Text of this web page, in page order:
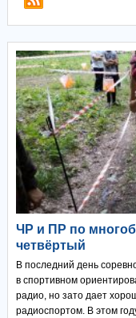
ЧР и ПР по
четвёртый
В последний день
в спортивном
радио, но зато дает
радиоспортом. В этом